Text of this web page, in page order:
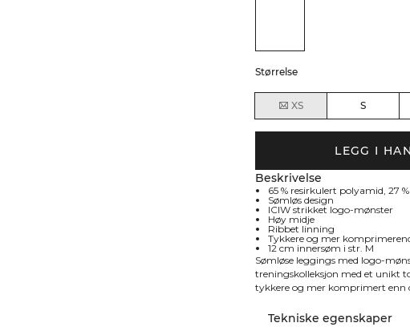
Størrelse
XS S
LEGG I
Beskrivelse
65 % resirkulert polyamid, 27
Sømløs design
ICIW strikket logo-mønster
Høy midje
Ribbet linning
Tykkere og mer
12 cm innersøm i str. M
Sømløse leggings med logo-
treningskolleksjon med et unikt
tykkere og mer komprimert enn
logomønster over hele, ribbet
polyamid, 27% polyamid, 8%
Tekniske egenskaper